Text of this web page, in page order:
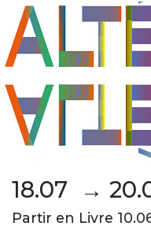
18.07 →
Partir en Livre